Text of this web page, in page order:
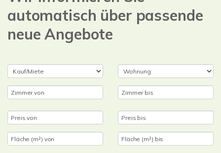
automatisch über passende
neue Angebote